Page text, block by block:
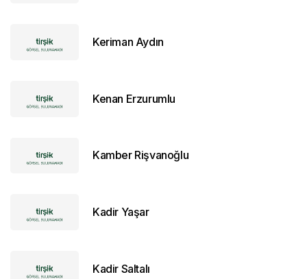
Keriman Aydın
Kenan Erzurumlu
Kamber Rişvanoğlu
Kadir Yaşar
Kadir Saltalı